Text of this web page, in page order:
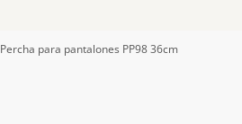
Percha para pantalones PP98 36cm